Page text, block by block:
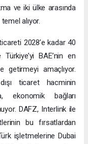
ve iki ülke arasında
alıyor.
2028’e kadar 40
BAE’nin en
getirmeyi amaçlıyor.
ticaret hacminin
ekonomik bağları
DAFZ, Interlink ile
bu fırsatlardan
işletmelerine Dubai